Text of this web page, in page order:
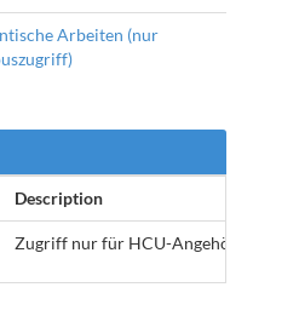
Arbeiten (nur
Description
Zugriff nur für HCU-Angehörige